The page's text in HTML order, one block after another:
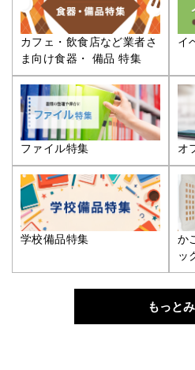
カフェ・飲食店など業者さ
ま向け食器・ 備品 特集
イ
ファイル特集 オ
学校備品特集
か
ッ
もっと